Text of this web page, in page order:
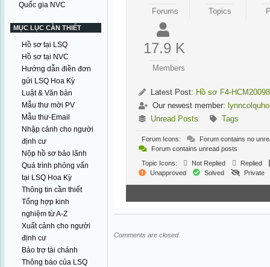
Quốc gia NVC
MỤC LỤC CẦN THIẾT
Hồ sơ tại LSQ
Hồ sơ tại NVC
Hướng dẫn điền đơn
gửi LSQ Hoa Kỳ
Luật & Văn bản
Mẫu thư mời PV
Mẫu thư-Email
Nhập cảnh cho người
định cư
Nộp hồ sơ bảo lãnh
Quá trình phỏng vấn
tại LSQ Hoa Kỳ
Thông tin cần thiết
Tổng hợp kinh
nghiệm từ A-Z
Xuất cảnh cho người
định cư
Bảo trợ tài chánh
Thông báo của LSQ
Forums Topics
17.9 K
Members
Latest Post: Hồ sơ F4-
Our newest member:
Unread Posts
Tags
Forum Icons:
Forum contains no
Forum contains unread posts
Topic Icons:
Not Replied
Replied
Unapproved
Solved Private
Comments are closed.